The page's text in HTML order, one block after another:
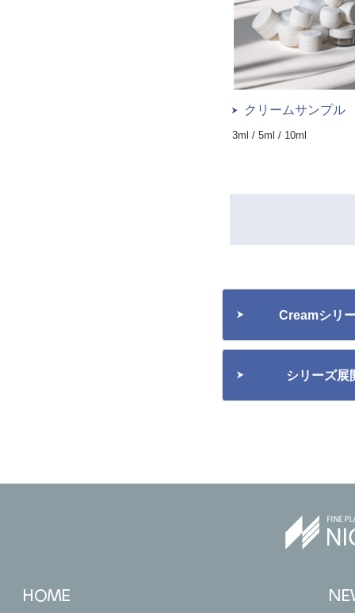
クリームサンプル
3ml / 5ml / 10ml
Creamシリ
シリーズ展